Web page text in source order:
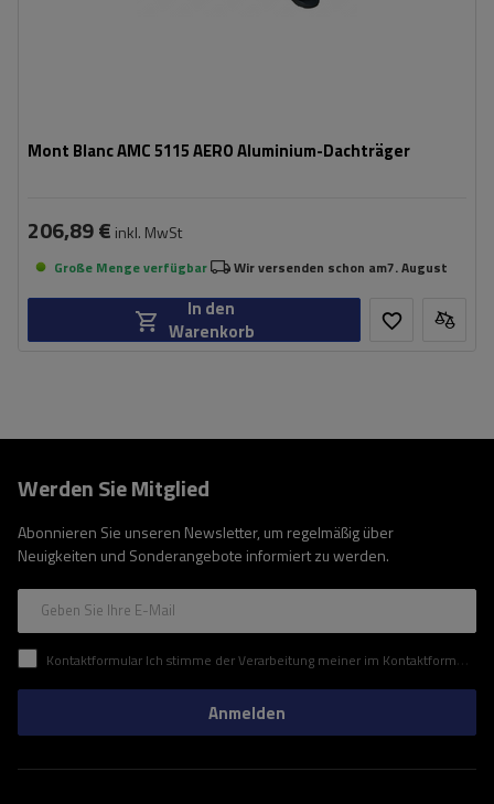
Mont Blanc AMC 5115 AERO Aluminium-Dachträger
206,89 € inkl. MwSt
Große Menge verfügbar Wir versenden schon am7. August
In den
Warenkorb
Werden Sie Mitglied
Abonnieren Sie unseren Newsletter, um regelmäßig über
Neuigkeiten und Sonderangebote informiert zu werden.
Geben Sie Ihre E-Mail
Kontaktformular Ich stimme der Verarbeitung meiner im Kontaktformular enthaltenen personenbezogenen Daten gemäß der Verordnung (EU) des Europäischen Parlaments und des Rates zu.
Anmelden